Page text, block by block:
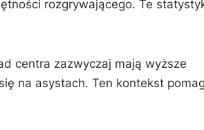
rozgrywającego. Te
centra zazwyczaj mają wyższe
na asystach. Ten kontekst